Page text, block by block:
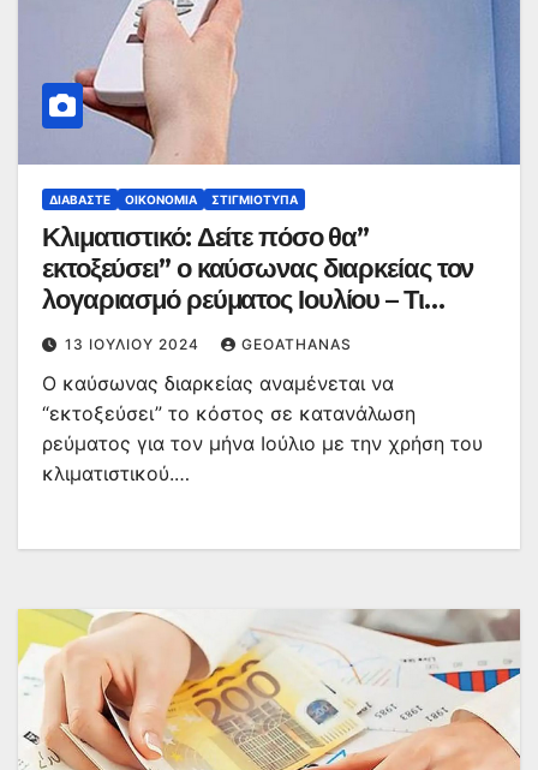
ΔΙΑΒΆΣΤΕ ΟΙΚΟΝΟΜΊΑ ΣΤΙΓΜΙΌΤΥΠΑ
Κλιματιστικό: Δείτε πόσο θα”
εκτοξεύσει” ο καύσωνας διαρκείας τον
λογαριασμό ρεύματος Ιουλίου – Τι
μπορείτε να κάνετε για να το αποφύγετε
13 ΙΟΥΛΊΟΥ 2024 GEOATHANAS
Ο καύσωνας διαρκείας αναμένεται να
“εκτοξεύσει” το κόστος σε κατανάλωση
ρεύματος για τον μήνα Ιούλιο με την χρήση του
κλιματιστικού.…